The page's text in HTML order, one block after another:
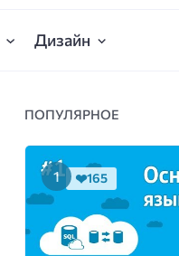
Дизайн
ПОПУЛЯРНОЕ
165